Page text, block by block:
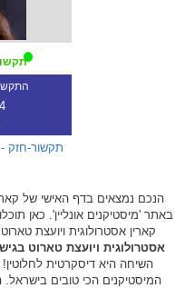
תקשור-חזק
הנכם נמצאים בדף האישי של
באתר 'מיסטיקנים אונליין'. כאן
קארין אסטרולוגית ויועצת
אסטרולוגית ויועצת טארוט
השיחה היא דיסקרטית לחלוטין!
המיסטיקנים הכי טובים